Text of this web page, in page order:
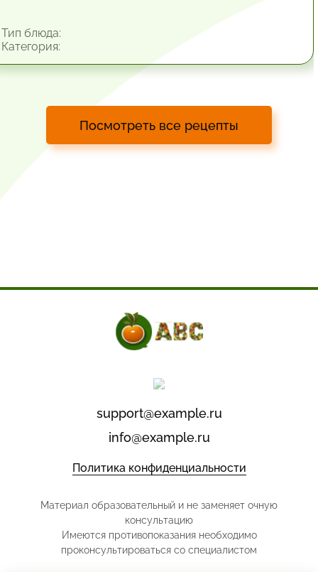
блюда:
Посмотреть все рецепты
support@example.ru
info@example.ru
Политика конфиденциальности
Материал образовательный и не заменяет очную
консультацию
Имеются противопоказания необходимо
проконсультироваться со специалистом